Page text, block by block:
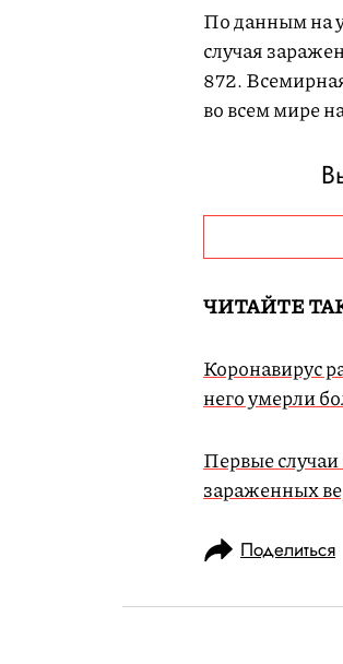
По данным на
случая
872.
во всем мире
ЧИТАЙТЕ
Коронавирус
него умерли
Первые
зараженных
Поделиться